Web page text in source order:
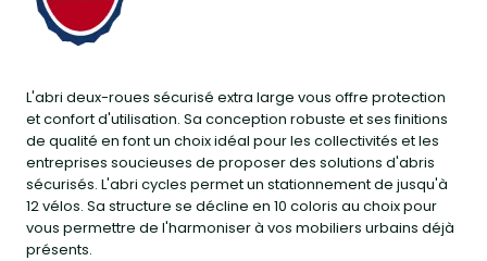
L'abri deux-roues sécurisé extra large vous offre protection
et confort d'utilisation. Sa conception robuste et ses finitions
de qualité en font un choix idéal pour les collectivités et les
entreprises soucieuses de proposer des solutions d'abris
sécurisés. L'abri cycles permet un stationnement de jusqu'à
12 vélos. Sa structure se décline en 10 coloris au choix pour
vous permettre de l'harmoniser à vos mobiliers urbains déjà
présents.